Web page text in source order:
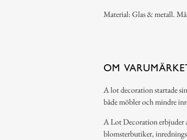
Material: Glas & metall.
OM
A lot decoration startade
både möbler och mindre
A Lot Decoration erbjuder
blomsterbutiker,